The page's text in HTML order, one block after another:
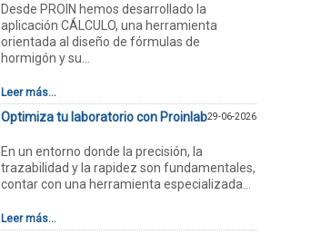
Desde PROIN hemos desarrollado la
aplicación CÁLCULO, una herramienta
orientada al diseño de fórmulas de
hormigón y su...
Leer más...
Optimiza tu laboratorio con Proinlab29-06-2026
En un entorno donde la precisión, la
trazabilidad y la rapidez son fundamentales,
contar con una herramienta especializada...
Leer más...